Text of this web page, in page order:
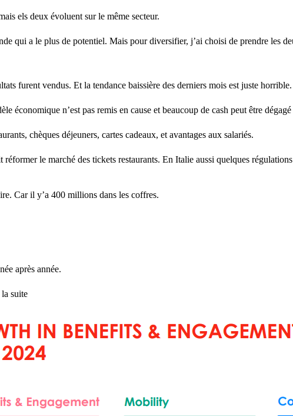
els deux évoluent sur le même secteur.
qui a le plus de potentiel. Mais pour diversifier, j’ai choisi de prendre les
furent vendus. Et la tendance baissière des derniers mois est juste
économique n’est pas remis en cause et beaucoup de cash peut être
chèques déjeuners, cartes cadeaux, et avantages aux salariés.
le marché des tickets restaurants. En Italie aussi quelques
Car il y’a 400 millions dans les coffres.
après année.
suite